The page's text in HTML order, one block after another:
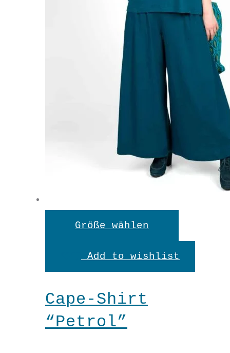
Größe wählen
Produkt
weist
Add to wishlist
Cape-Shirt
“Petrol”